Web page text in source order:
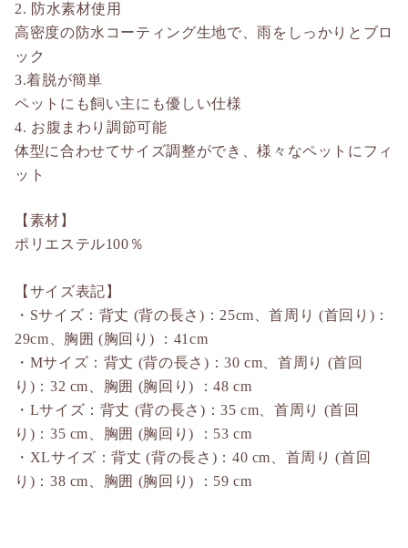
2. 防水素材使用
高密度の防水コーティング生地で、雨をしっかりとブロ
ック
3.着脱が簡単
ペットにも飼い主にも優しい仕様
4. お腹まわり調節可能
体型に合わせてサイズ調整ができ、様々なペットにフィ
ット
【素材】
ポリエステル100％
【サイズ表記】
・Sサイズ：背丈 (背の長さ)：25cm、首周り (首回り)：
29cm、胸囲 (胸回り) ：41cm
・Mサイズ：背丈 (背の長さ)：30 cm、首周り (首回
り)：32 cm、胸囲 (胸回り) ：48 cm
・Lサイズ：背丈 (背の長さ)：35 cm、首周り (首回
り)：35 cm、胸囲 (胸回り) ：53 cm
・XLサイズ：背丈 (背の長さ)：40 cm、首周り (首回
り)：38 cm、胸囲 (胸回り) ：59 cm